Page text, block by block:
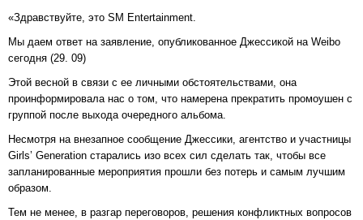
«Здравствуйте, это SM Entertainment.
Мы даем ответ на заявление, опубликованное Джессикой на Weibo
сегодня (29. 09)
Этой весной в связи с ее личными обстоятельствами, она
проинформировала нас о том, что намерена прекратить промоушен с
группой после выхода очередного альбома.
Несмотря на внезапное сообщение Джессики, агентство и участницы
Girls’ Generation старались изо всех сил сделать так, чтобы все
запланированные мероприятия прошли без потерь и самым лучшим
образом.
Тем не менее, в разгар переговоров, решения конфликтных вопросов